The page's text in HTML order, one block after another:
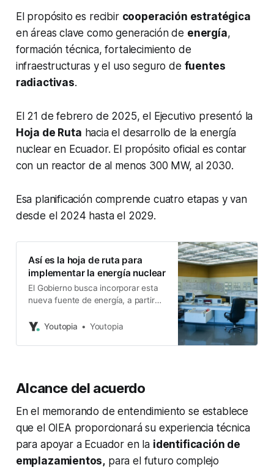
El propósito es recibir cooperación estratégica
en áreas clave como generación de energía,
formación técnica, fortalecimiento de
infraestructuras y el uso seguro de fuentes
radiactivas.
El 21 de febrero de 2025, el Ejecutivo presentó la
Hoja de Ruta hacia el desarrollo de la energía
nuclear en Ecuador. El propósito oficial es contar
con un reactor de al menos 300 MW, al 2030.
Esa planificación comprende cuatro etapas y van
desde el 2024 hasta el 2029.
Así es la hoja de ruta para
implementar la energía nuclear
El Gobierno busca incorporar esta
nueva fuente de energía, a partir
contempla cuatro etapas.
Youtopia Youtopia
Alcance del acuerdo
En el memorando de entendimiento se establece
que el OIEA proporcionará su experiencia técnica
para apoyar a Ecuador en la identificación de
emplazamientos, para el futuro complejo